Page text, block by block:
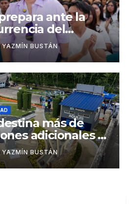
ante la
del
El Niño:
capacita a
YAZMÍN BUSTÁN
más de
adicionales a
para fortalecer la
YAZMÍN BUSTÁN